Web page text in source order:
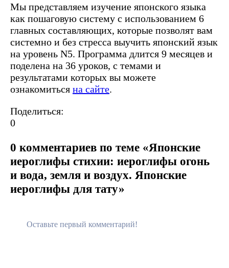
Мы представляем изучение японского языка
как пошаговую систему с использованием 6
главных составляющих, которые позволят вам
системно и без стресса выучить японский язык
на уровень N5. Программа длится 9 месяцев и
поделена на 36 уроков, с темами и
результатами которых вы можете
ознакомиться на сайте.‍
Поделиться:
0
0 комментариев по теме «Японские
иероглифы стихии: иероглифы огонь
и вода, земля и воздух. Японские
иероглифы для тату»